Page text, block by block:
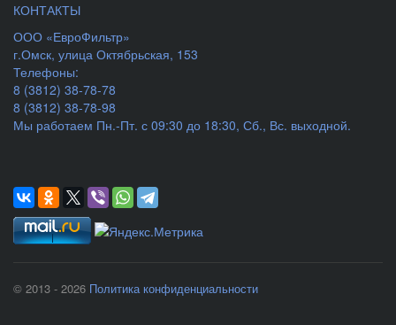
КОНТАКТЫ
ООО «ЕвроФильтр»
г.Омск, улица Октябрьская, 153
Телефоны:
8 (3812) 38-78-78
8 (3812) 38-78-98
Мы работаем Пн.-Пт. с 09:30 до 18:30, Сб., Вс. выходной.
© 2013 - 2026 Политика конфиденциальности